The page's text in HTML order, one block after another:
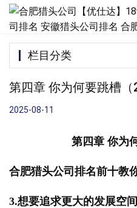
第四章 你为何要跳槽（2
2025-08-11
第四章 你为
合肥猎头公司排名前十教
3.想要追求更大的发展空间
栏目分类